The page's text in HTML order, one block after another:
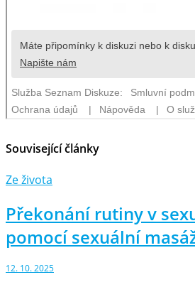
Související články
Ze života
Překonání rutiny v
pomocí sexuální
12. 10. 2025